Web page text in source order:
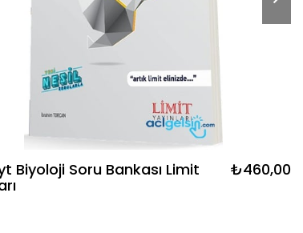
Biyoloji Soru Bankası Limit
₺460,00